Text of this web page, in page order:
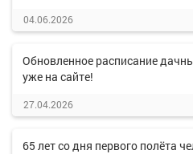
04.06.2026
Обновленное расписание
уже на сайте!
27.04.2026
65 лет со дня первого полёта